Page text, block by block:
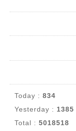
Today : 834
Yesterday : 1385
Total : 5018518